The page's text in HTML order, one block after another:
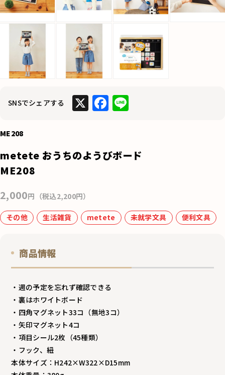
SNSでシェアする X F
e
b
k
Li
ME208
metete おうちのようびボード
ME208
2,000円（税込2,200円）
その他 生活雑貨 metete 未就学文具 便利文具
商品情報
・週の予定を忘れず確認できる
・裏はホワイトボード
・四角マグネット33コ（無地3コ）
・矢印マグネット4コ
・項目シール2枚（45種類）
・フック、紐
本体サイズ：H242×W322×D15mm